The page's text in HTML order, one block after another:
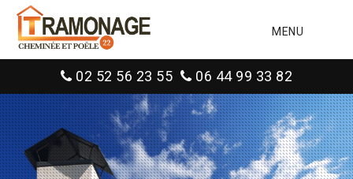
MENU
02 52 56 23 55 06 44 99 33 82